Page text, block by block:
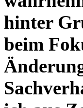
hinter
beim